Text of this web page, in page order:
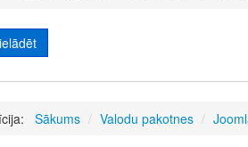
Sākums / Valodu pakotnes /